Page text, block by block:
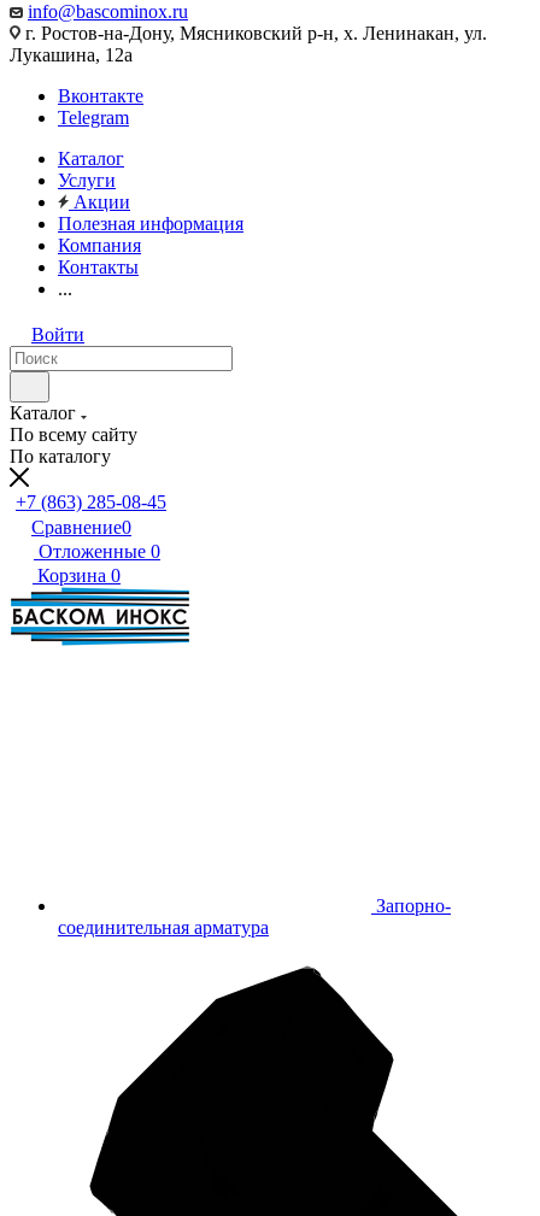
info@bascominox.ru
г. Ростов-на-Дону, Мясниковский р-н, х. Ленинакан, ул.
Лукашина, 12а
Вконтакте
Telegram
Каталог
Услуги
Акции
Полезная информация
Компания
Контакты
...
Войти
Каталог
По всему сайту
По каталогу
+7 (863) 285-08-45
Сравнение0
Отложенные 0
Корзина 0
Запорно-
соединительная арматура